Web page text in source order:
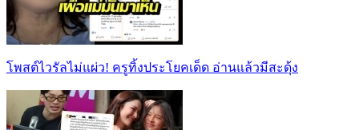
โพสต์ไวรัลไม่แผ่ว! ครูทิ้งประโยคเด็ด อ่านแล้วมีสะดุ้ง